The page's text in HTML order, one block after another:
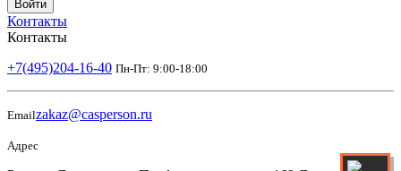
Войти
Контакты
Контакты
+7(495)204-16-40 Пн-Пт: 9:00-18:00
Emailzakaz@casperson.ru
Адрес